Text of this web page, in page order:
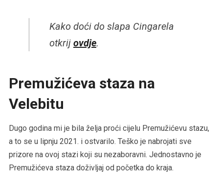
Kako doći do slapa Cingarela
otkrij ovdje.
Premužićeva staza na
Velebitu
Dugo godina mi je bila želja proći cijelu Premužićevu stazu,
a to se u lipnju 2021. i ostvarilo. Teško je nabrojati sve
prizore na ovoj stazi koji su nezaboravni. Jednostavno je
Premužićeva staza doživljaj od početka do kraja.